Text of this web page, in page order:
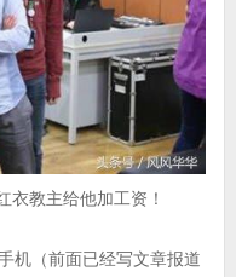
衣教主给他加工资！
机（前面已经写文章报道